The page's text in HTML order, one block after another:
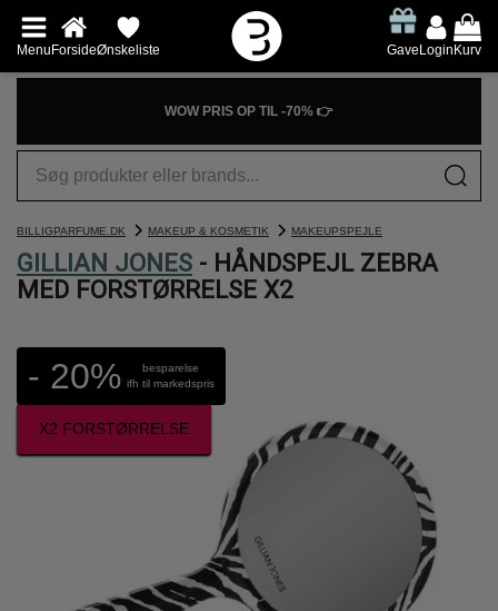
MenuForsideØnskeliste GaveLoginKurv
WOW PRIS OP TIL -70% 👉
BILLIGPARFUME.DK MAKEUP & KOSMETIK MAKEUPSPEJLE
GILLIAN JONES - HÅNDSPEJL ZEBRA
MED FORSTØRRELSE X2
- 20%
besparelse
ifh til markedspris
X2 FORSTØRRELSE